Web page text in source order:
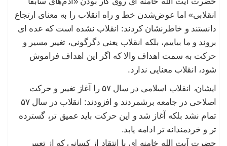
انقلابی» اما عوض‌شدن خط و راه انقلاب را به معنای ارتجاع
دانستند و خاطرنشان کردند: انقلاب نشده است که عده ای
بروند و ما بیاییم، بلکه انقلاب یعنی دگرگونی، تغییر مسیر و
حرکت به سمت اهداف والا که اگر این اهداف فراموش
شود، انقلاب معنایی ندارد.
ایشان، انقلاب اسلامی در سال ۵۷ را آغاز تغییر و حرکت
اصلاحی در جامعه برشمردند و افزودند: انقلاب در سال ۵۷
تمام نشد بلکه آغاز شد و این حرکت باید عمیق تر، گسترده
تر و خردمندانه تر ادامه یابد.
حضرت آیت الله خامنه ای با انتقاد از کسانی که از تعبیر